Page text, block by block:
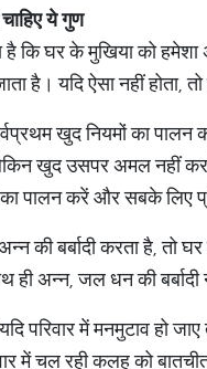
चाहिएयेगुण
कि घर के मुखिया को हमेशा
है। यदि ऐसा नहीं होता,
खुद नियमों का पालन
खुद उसपर अमल नहीं
पालन करें और सबके लिए
की बर्बादी करता है, तो
ही अन्न, जल धन की
परिवार में मनमुटाव हो
में चल रही कलह को